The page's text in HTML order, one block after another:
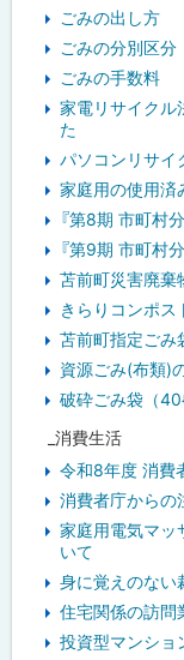
ごみの出し方
ごみの分別区分
ごみの手数料
家電リサイクル
た
パソコンリサイ
家庭用の使用済
『第8期 市町村
『第9期 市町村
苫前町災害廃棄
きらりコンポス
苫前町指定ごみ
資源ごみ(布類)
破砕ごみ袋（
_消費生活
令和8年度 消費
消費者庁からの
家庭用電気マッ
いて
身に覚えのない
住宅関係の訪問
投資型マンショ